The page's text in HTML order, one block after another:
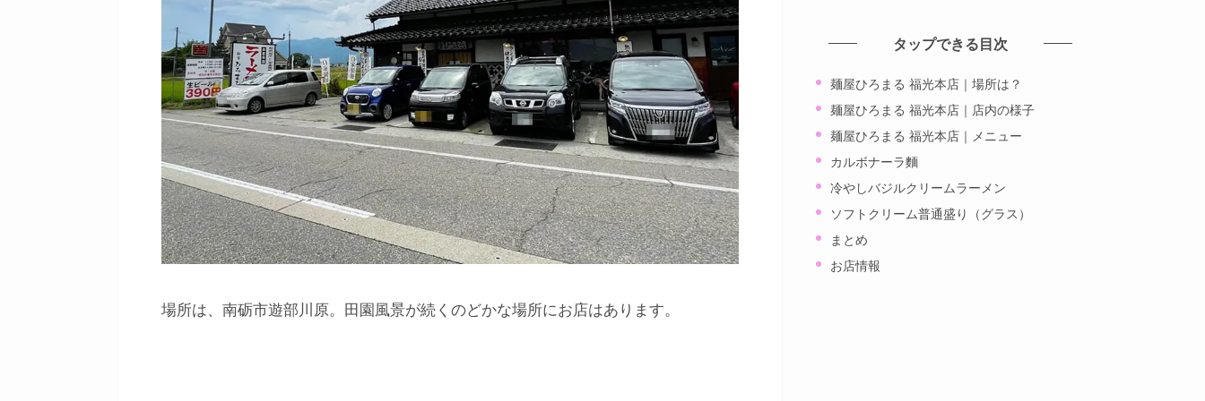
場所は、南砺市遊部川原。田園風景が続くのどかな場所にお店はあります。
タップできる目次
麺屋ひろまる 福光本店｜場所は？
麺屋ひろまる 福光本店｜店内の様子
麺屋ひろまる 福光本店｜メニュー
カルボナーラ麵
冷やしバジルクリームラーメン
ソフトクリーム普通盛り（グラス）
まとめ
お店情報